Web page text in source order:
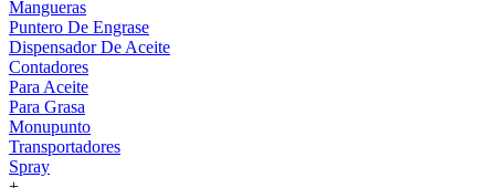
Mangueras
Puntero De Engrase
Dispensador De Aceite
Contadores
Para Aceite
Para Grasa
Monupunto
Transportadores
Spray